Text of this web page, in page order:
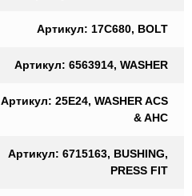
Артикул: 17C680, BOLT
Артикул: 6563914, WASHER
Артикул: 25E24, WASHER ACS
& AHC
Артикул: 6715163, BUSHING,
PRESS FIT